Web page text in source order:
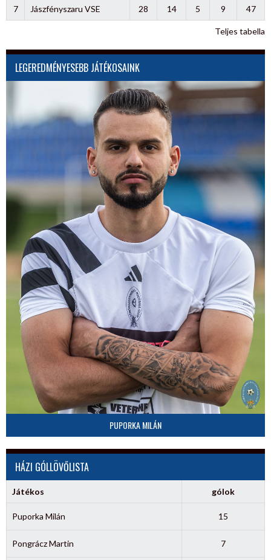
7 Jászfényszaru VSE 28 14 5 9 47
Teljes tabella
LEGEREDMÉNYESEBB JÁTÉKOSAINK
PUPORKA MILÁN
HÁZI GÓLLÖVŐLISTA
Játékos gólok
Puporka Milán 15
Pongrácz Martin 7